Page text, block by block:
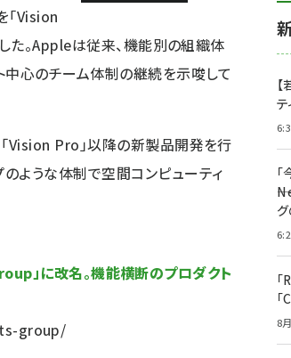
「Vision
。Appleは従来、機能別の組織体
中心のチーム体制の継続を示唆して
Vision Pro」以降の新製品開発を行
のような体制で空間コンピューティ
」に改名。機能横断のプロダクト
group/
8